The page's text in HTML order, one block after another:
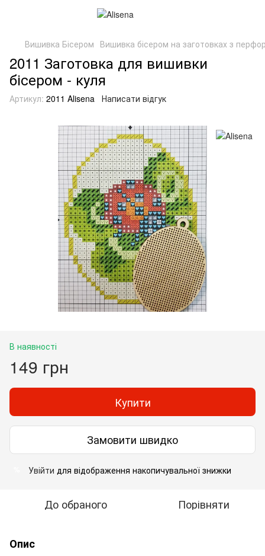
Вишивка Бісером Вишивка бісером на заготовках з
2011 Заготовка для вишивки
бісером - куля
Артикул: 2011 Alisena Написати відгук
В наявності
149 грн
Купити
Замовити швидко
Увійти для відображення накопичувальної знижки
До обраного Порівняти
Опис